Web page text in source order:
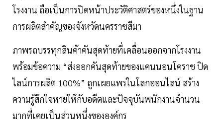
โรงงาน ถือเป็นการปิดหน้าประวัติศาสตร์ของหนึ่งในฐาน
การผลิตสำคัญของจังหวัดนครราชสีมา
ภาพรถบรรทุกสินค้าคันสุดท้ายที่เคลื่อนออกจากโรงงาน
พร้อมข้อความ “ส่งออกคันสุดท้ายของแคนนอนโคราช ปิด
ไลน์การผลิต 100%” ถูกเผยแพร่ในโลกออนไลน์ สร้าง
ความรู้สึกใจหายให้กับอดีตและปัจจุบันพนักงานจำนวน
มากที่เคยเป็นส่วนหนึ่งขององค์กร